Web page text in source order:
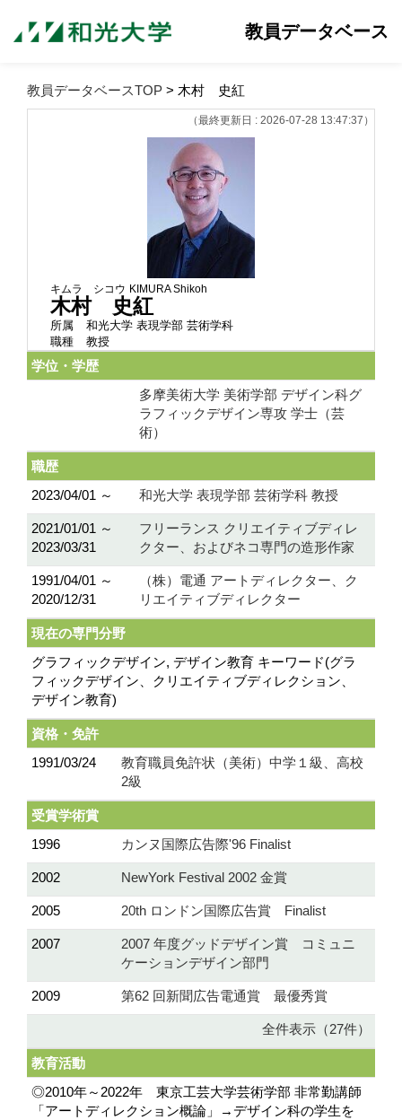
教員データベース
教員データベースTOP > 木村 史紅
（最終更新日 : 2026-07-28 13:47:37）
キムラ シコウ KIMURA Shikoh
木村 史紅
所属
和光大学 表現学部 芸術学科
職種
教授
学位・学歴
多摩美術大学 美術学部 デザイン科グ
ラフィックデザイン専攻 学士（芸
術）
職歴
2023/04/01 ～
和光大学 表現学部 芸術学科 教授
2021/01/01 ～
2023/03/31
フリーランス クリエイティブディレ
クター、およびネコ専門の造形作家
1991/04/01 ～
2020/12/31
（株）電通 アートディレクター、ク
リエイティブディレクター
現在の専門分野
グラフィックデザイン, デザイン教育 キーワード(グラ
フィックデザイン、クリエイティブディレクション、
デザイン教育)
資格・免許
1991/03/24
教育職員免許状（美術）中学１級、高校
2級
受賞学術賞
1996
カンヌ国際広告際'96 Finalist
2002 NewYork Festival 2002 金賞
2005 20th ロンドン国際広告賞 Finalist
2007
2007 年度グッドデザイン賞 コミュニ
ケーションデザイン部門
2009 第62 回新聞広告電通賞 最優秀賞
全件表示（27件）
教育活動
◎2010年～2022年 東京工芸大学芸術学部 非常勤講師
「アートディレクション概論」→デザイン科の学生を